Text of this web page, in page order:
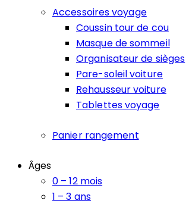
Accessoires voyage
Coussin tour de cou
Masque de sommeil
Organisateur de sièges
Pare-soleil voiture
Rehausseur voiture
Tablettes voyage
Panier rangement
Âges
0 – 12 mois
1 – 3 ans